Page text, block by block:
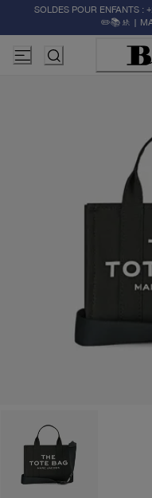
SOLDES POUR ENFANTS :
✏️📚🚸 |